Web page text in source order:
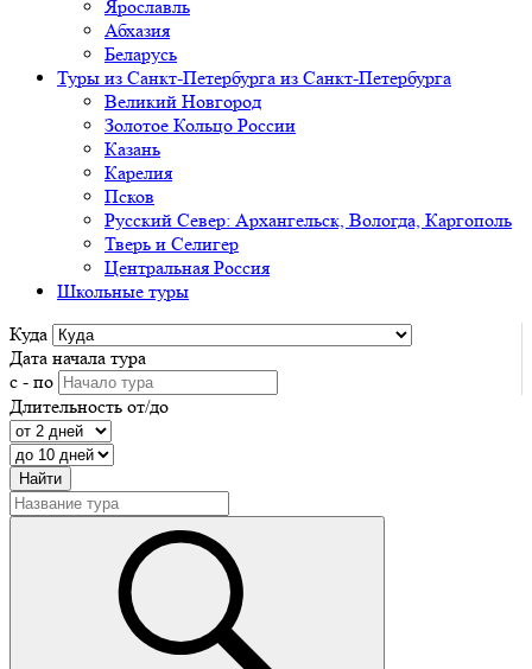
Ярославль
Абхазия
Беларусь
Туры из Санкт-Петербурга из Санкт-Петербурга
Великий Новгород
Золотое Кольцо России
Казань
Карелия
Псков
Русский Север: Архангельск, Вологда, Каргополь
Тверь и Селигер
Центральная Россия
Школьные туры
Куда
Дата начала тура
с - по
Длительность от/до